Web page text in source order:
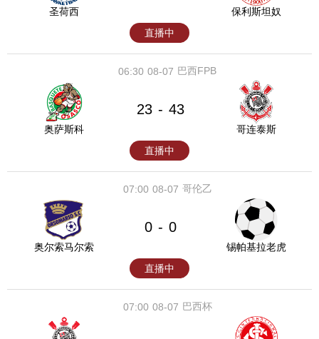
圣荷西
保利斯坦奴
直播中
08-07
06:30 巴西FPB
奥萨斯科
23 - 43
哥连泰斯
直播中
08-07
07:00 哥伦乙
奥尔索马尔索
0 - 0
锡帕基拉老虎
直播中
08-07
07:00 巴西杯